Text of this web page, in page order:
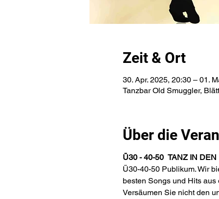
Zeit & Ort
30. Apr. 2025, 20:30 – 01.
Tanzbar Old Smuggler,
Über die
Ü30 - 40-50 TANZ IN
Ü30-40-50 Publikum. Wir
besten Songs und Hits
Versäumen Sie nicht den